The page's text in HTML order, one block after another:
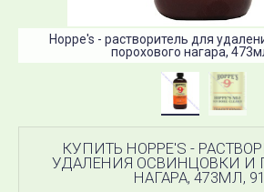
Hoppe's - растворитель для
порохового нагара,
КУПИТЬ HOPPE'S -
УДАЛЕНИЯ ОСВИНЦОВКИ И
НАГАРА, 473МЛ,